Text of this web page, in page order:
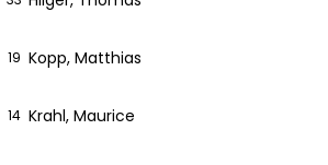
19 Kopp, Matthias
14 Krahl, Maurice